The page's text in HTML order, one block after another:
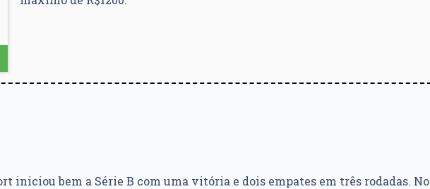
iniciou bem a Série B com uma vitória e dois empates em três rodadas. No